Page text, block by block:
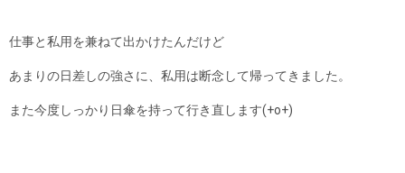
仕事と私用を兼ねて出かけたんだけど
あまりの日差しの強さに、私用は断念して帰ってきました。
また今度しっかり日傘を持って行き直します(+o+)